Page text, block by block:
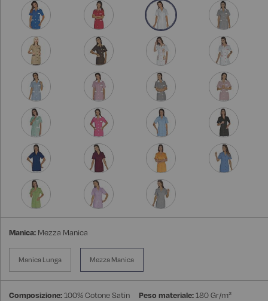
Manica: Mezza Manica
Manica Lunga Mezza Manica
Composizione:100% Cotone Satin Peso materiale:180 Gr/m²